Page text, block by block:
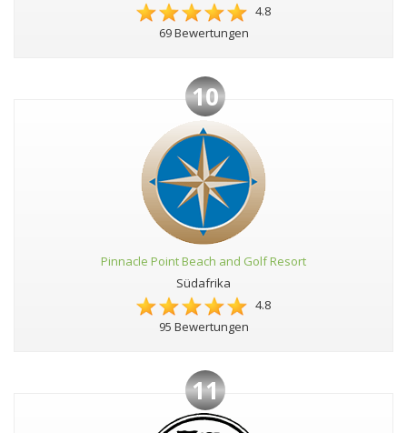
4.8
69 Bewertungen
10
Pinnacle Point Beach and Golf Resort
Südafrika
4.8
95 Bewertungen
11